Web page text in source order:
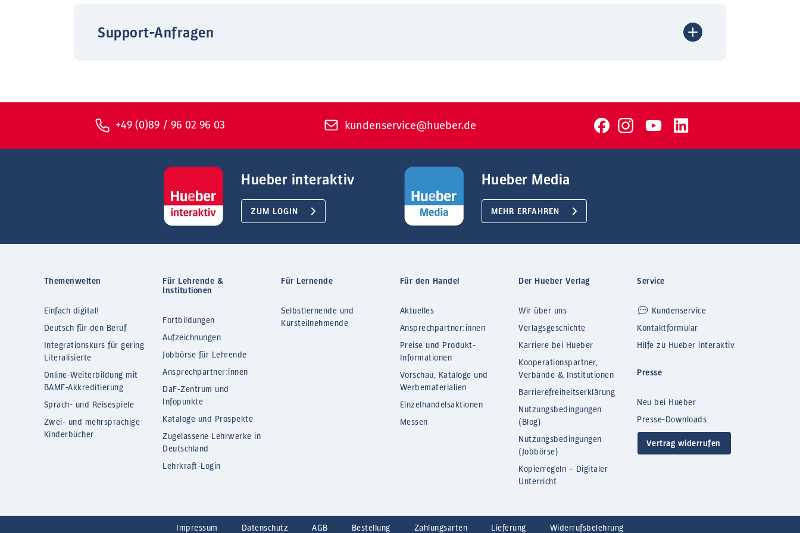
Support-Anfragen
+49 (0)89 / 96 02 96 03 kundenservice@hueber.de
Hueber interaktiv
ZUM LOGIN
Hueber Media
MEHR ERFAHREN
Themenwelten
Einfach digital!
Deutsch für den Beruf
Integrationskurs für gering
Literalisierte
Online-Weiterbildung mit
BAMF-Akkreditierung
Sprach- und Reisespiele
Zwei- und mehrsprachige
Kinderbücher
Für Lehrende &
Institutionen
Fortbildungen
Aufzeichnungen
Jobbörse für Lehrende
Ansprechpartner:innen
DaF-Zentrum und
Infopunkte
Kataloge und Prospekte
Zugelassene Lehrwerke in
Deutschland
Lehrkraft-Login
Für Lernende
Selbstlernende und
Kursteilnehmende
Für den Handel
Aktuelles
Ansprechpartner:innen
Preise und Produkt-
Informationen
Vorschau, Kataloge und
Werbematerialien
Einzelhandelsaktionen
Messen
Der Hueber Verlag
Wir über uns
Verlagsgeschichte
Karriere bei Hueber
Kooperationspartner,
Verbände & Institutionen
Barrierefreiheitserklärung
Nutzungsbedingungen
(Blog)
Nutzungsbedingungen
(Jobbörse)
Kopierregeln – Digitaler
Unterricht
Service
Kundenservice
Kontaktformular
Hilfe zu Hueber interaktiv
Presse
Neu bei Hueber
Presse-Downloads
Vertrag widerrufen
Impressum Datenschutz AGB Bestellung Zahlungsarten Lieferung Widerrufsbelehrung